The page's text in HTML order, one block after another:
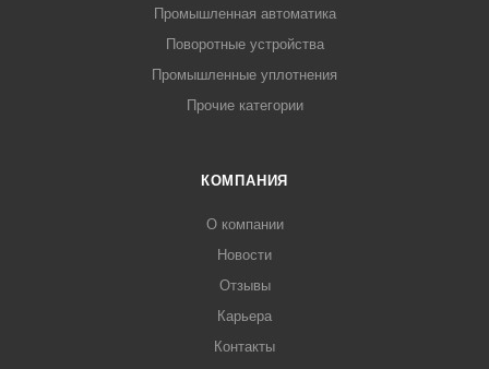
Промышленная автоматика
Поворотные устройства
Промышленные уплотнения
Прочие категории
КОМПАНИЯ
О компании
Новости
Отзывы
Карьера
Контакты